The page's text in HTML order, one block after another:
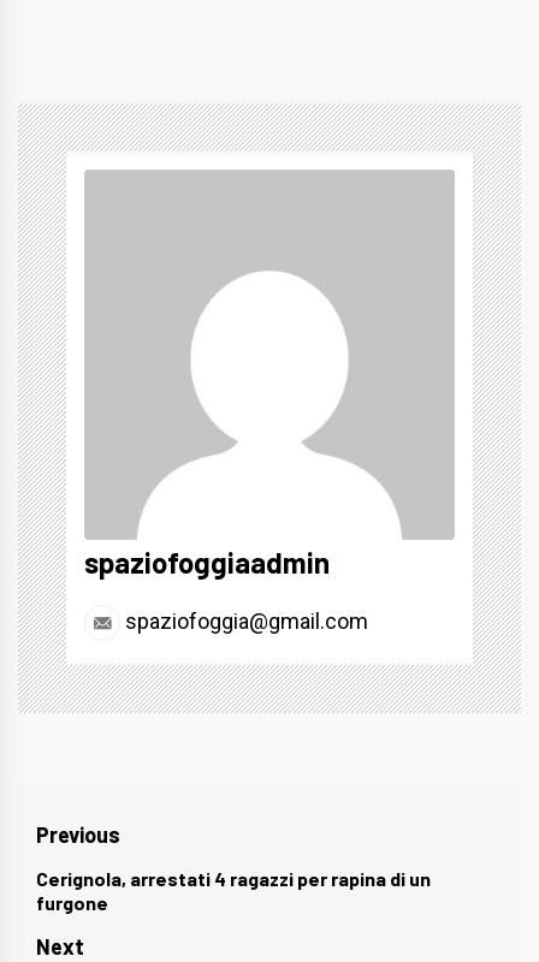
spaziofoggiaadmin
spaziofoggia@gmail.com
Navigazione
articoli
Previous
Previous
post:
Cerignola, arrestati 4 ragazzi per rapina di un
furgone
Next